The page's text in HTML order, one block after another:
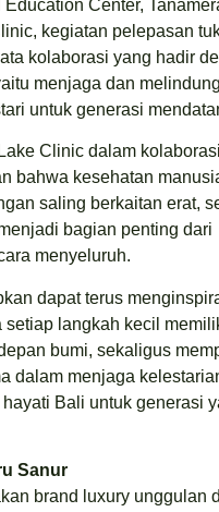
Center,
kegiatan pelepasan
kolaborasi yang hadir
menjaga dan
untuk generasi
Clinic dalam
bahwa kesehatan
saling berkaitan erat,
bagian penting dari
menyeluruh.
dapat terus
setiap langkah kecil
bumi, sekaligus
dalam menjaga
Bali untuk generasi
Sanur
brand luxury unggulan